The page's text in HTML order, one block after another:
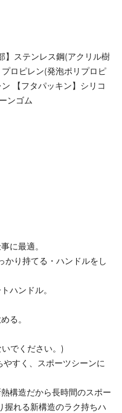
】ステンレス鋼(アクリル樹
ロピレン(発泡ポリプロピ
【フタパッキン】シリコ
ンゴム
に最適。
かり持てる・ハンドルをし
ハンドル。
る。
でください。)
すく、スポーツシーンに
構造だから長時間のスポー
握れる新構造のラク持ちハ